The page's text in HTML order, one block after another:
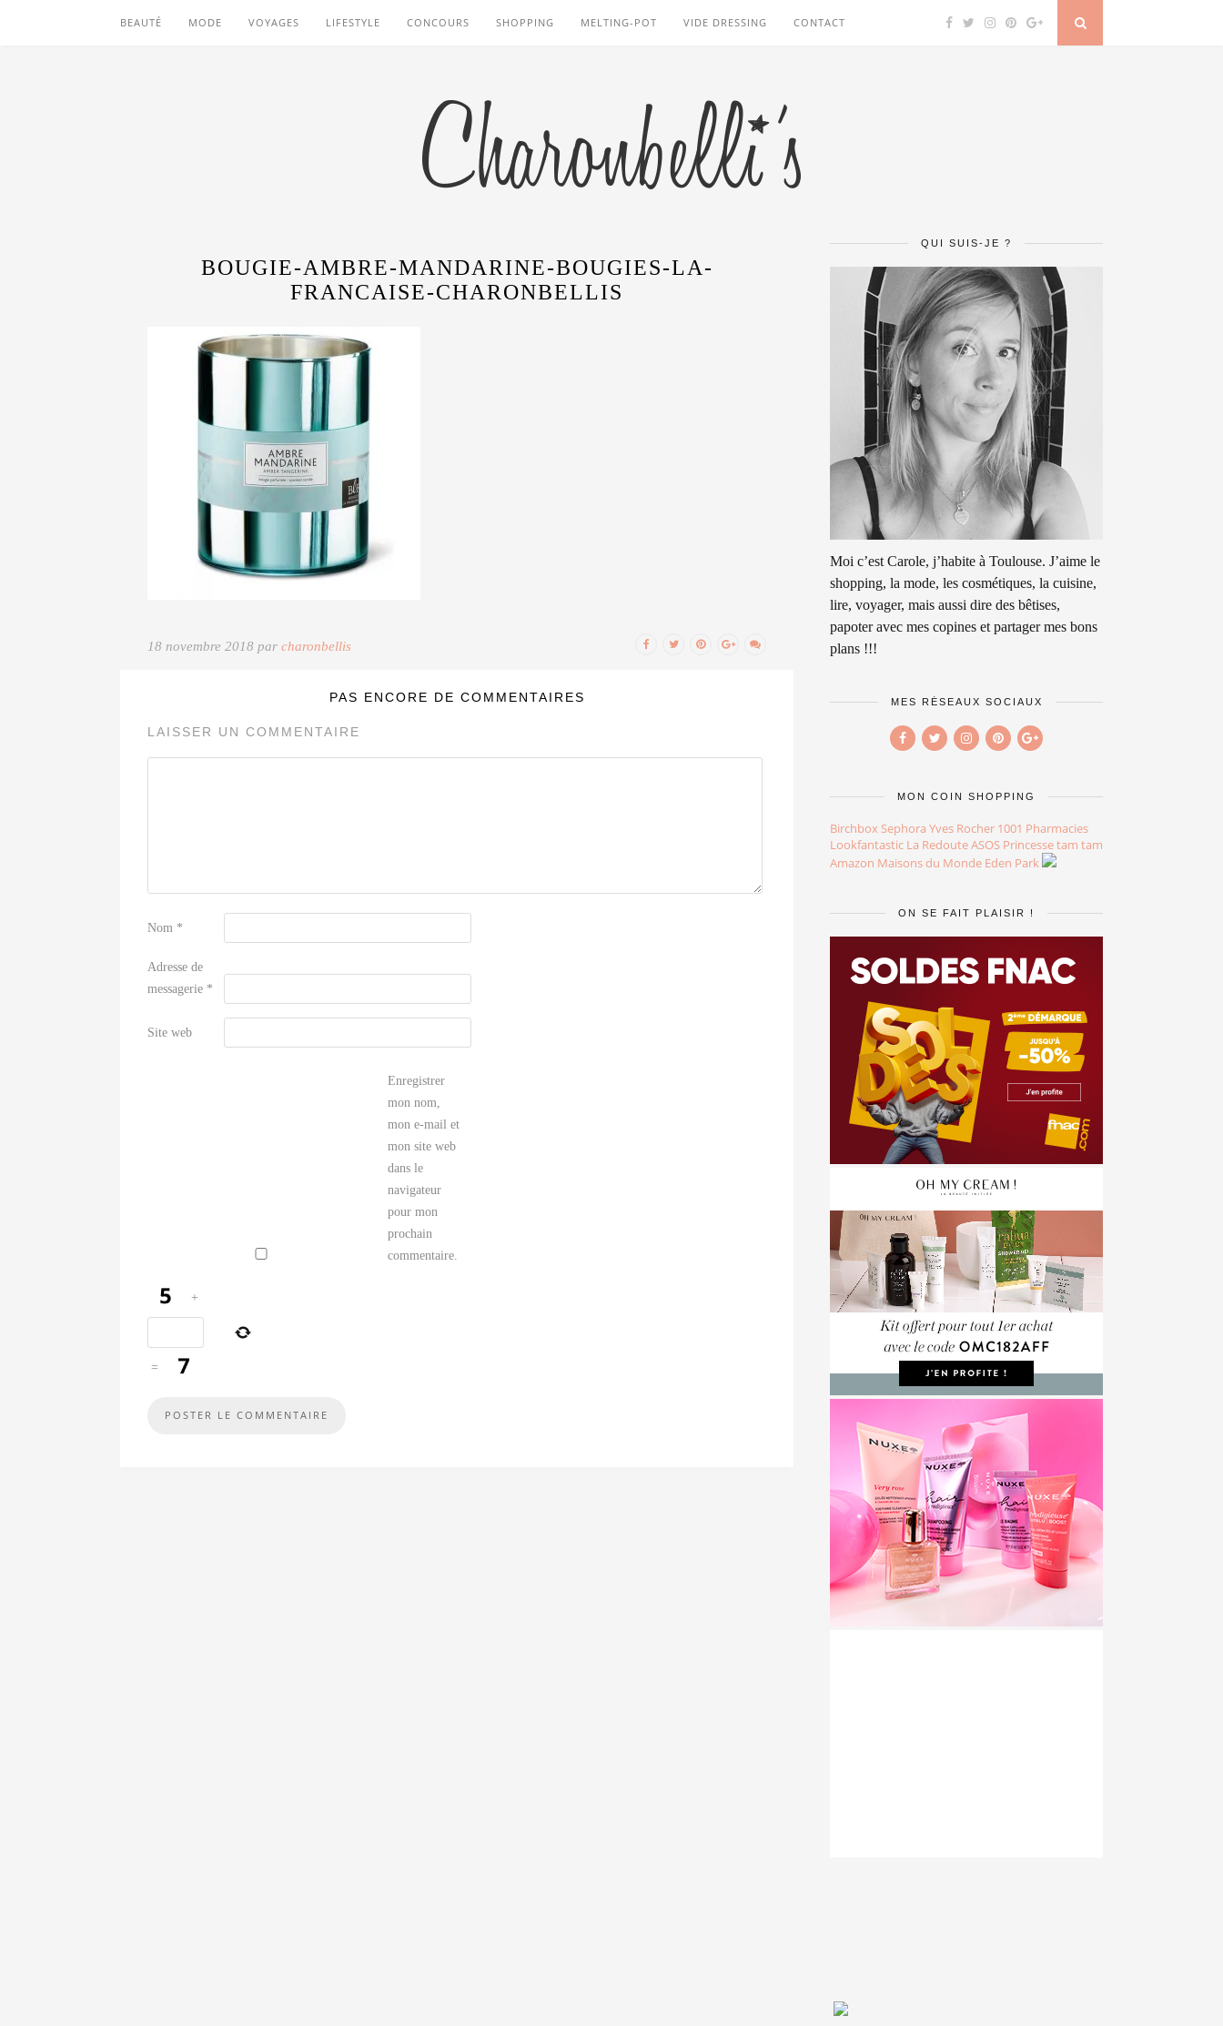
BEAUTÉ MODE VOYAGES LIFESTYLE CONCOURS SHOPPING MELTING-POT VIDE DRESSING CONTACT
BOUGIE-AMBRE-MANDARINE-BOUGIES-LA-
FRANCAISE-CHARONBELLIS
18 novembre 2018 par charonbellis
PAS ENCORE DE COMMENTAIRES
LAISSER UN COMMENTAIRE
Nom *
Adresse de
messagerie *
Site web
Enregistrer
mon nom,
mon e-mail et
mon site web
dans le
navigateur
pour mon
prochain
commentaire.
+
=
QUI SUIS-JE ?
Moi c’est Carole, j’habite à Toulouse. J’aime le
shopping, la mode, les cosmétiques, la cuisine,
lire, voyager, mais aussi dire des bêtises,
papoter avec mes copines et partager mes bons
plans !!!
MES RÉSEAUX SOCIAUX
MON COIN SHOPPING
Birchbox Sephora Yves Rocher 1001 Pharmacies
Lookfantastic La RedouteASOS Princesse tam tam
Amazon Maisons du Monde Eden Park
ON SE FAIT PLAISIR !